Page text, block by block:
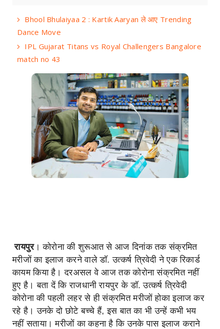
Bhool Bhulaiyaa 2 : Kartik Aaryan ले आए Trending
Dance Move
IPL Gujarat Titans vs Royal Challengers Bangalore
match no 43
रायपुर। कोरोना की शुरूआत से आज दिनांक तक संक्रमित
मरीजों का इलाज करने वाले डॉ. उत्कर्ष त्रिवेदी ने एक रिकार्ड ​
कायम किया है। दरअसल वे आज तक कोरोना संक्रमित नहीं
हुए है। बता दें ​कि राजधानी रायपुर के डॉ. उत्कर्ष त्रिवेदी
कोरोना की पहली लहर से ही संक्रमित मरीजों होका इलाज कर
रहे है। उनके दो छोटे बच्चे हैं, इस बात का भी उन्हें कभी भय
नहीं सताया। मरीजों का कहना है कि उनके पास इलाज कराने